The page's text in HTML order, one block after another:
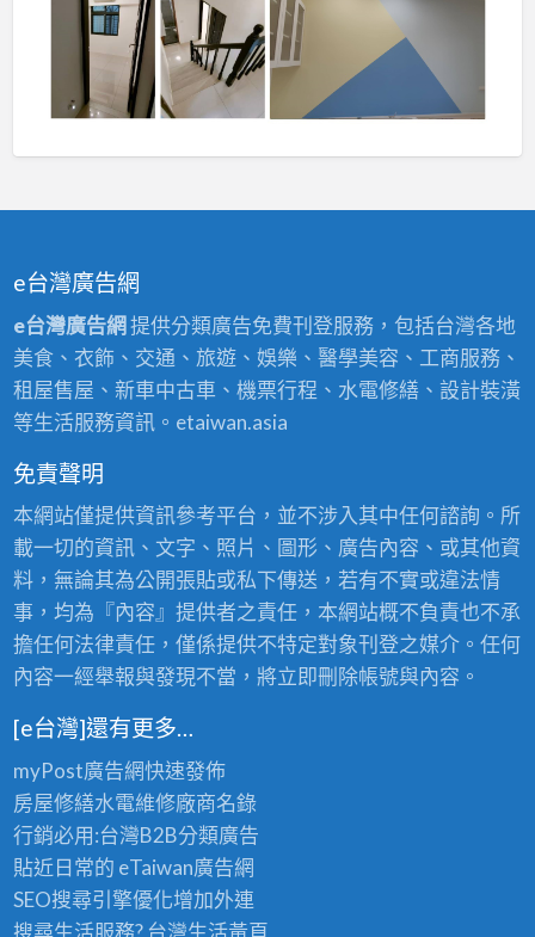
e台灣廣告網
e台灣廣告網提供分類廣告免費刊登服務，包括台灣各地
美食、衣飾、交通、旅遊、娛樂、醫學美容、工商服務、
租屋售屋、新車中古車、機票行程、水電修繕、設計裝潢
等生活服務資訊。etaiwan.asia
免責聲明
本網站僅提供資訊參考平台，並不涉入其中任何諮詢。所
載一切的資訊、文字、照片、圖形、廣告內容、或其他資
料，無論其為公開張貼或私下傳送，若有不實或違法情
事，均為『內容』提供者之責任，本網站概不負責也不承
擔任何法律責任，僅係提供不特定對象刊登之媒介。任何
內容一經舉報與發現不當，將立即刪除帳號與內容。
[e台灣]還有更多…
myPost廣告網快速發佈
房屋修繕水電維修廠商名錄
行銷必用:台灣B2B分類廣告
貼近日常的 eTaiwan廣告網
SEO搜尋引擎優化增加外連
搜尋生活服務? 台灣生活黃頁